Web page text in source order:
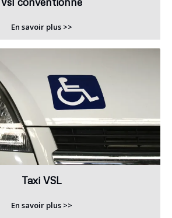
En savoir plus >>
Taxi VSL
En savoir plus >>